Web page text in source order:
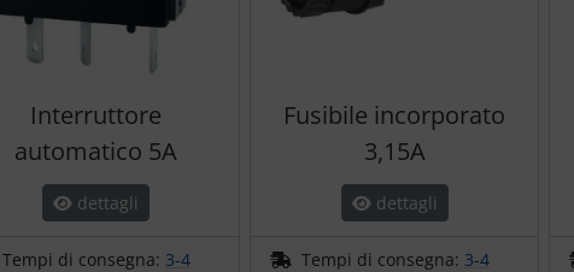
Interruttore
automatico 5A
dettagli
Tempi di consegna: 3-4
Fusibile incorporato
3,15A
dettagli
Tempi di consegna: 3-4